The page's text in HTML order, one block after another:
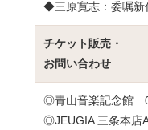
◆三原寛志：委嘱
チケット販売・
お問い合わせ
◎青山音楽記念館
◎JEUGIA 三条本店